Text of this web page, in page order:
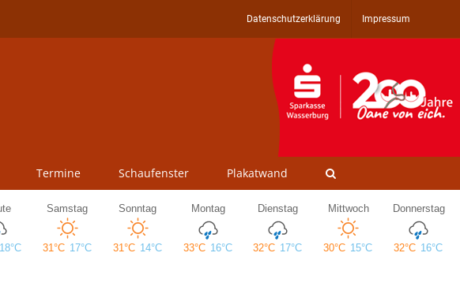
Datenschutzerklärung Impressum
Termine Schaufenster Plakatwand